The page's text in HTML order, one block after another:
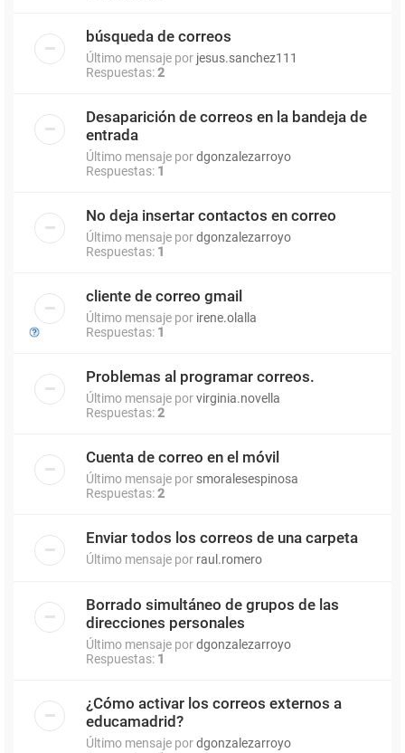
búsqueda de correos
Último mensaje por jesus.sanchez111
Respuestas:2
Desaparición de correos en la bandeja de
entrada
Último mensaje pordgonzalezarroyo
Respuestas: 1
No deja insertar contactos en correo
Último mensaje pordgonzalezarroyo
Respuestas: 1
cliente de correo gmail
Último mensaje por irene.olalla
Respuestas: 1
Problemas al programar correos.
Último mensaje porvirginia.novella
Respuestas:2
Cuenta de correo en el móvil
Último mensaje por smoralesespinosa
Respuestas:2
Enviar todos los correos de una carpeta
Último mensaje por raul.romero
Borrado simultáneo de grupos de las
direcciones personales
Último mensaje pordgonzalezarroyo
Respuestas: 1
¿Cómo activar los correos externos a
educamadrid?
Último mensaje pordgonzalezarroyo